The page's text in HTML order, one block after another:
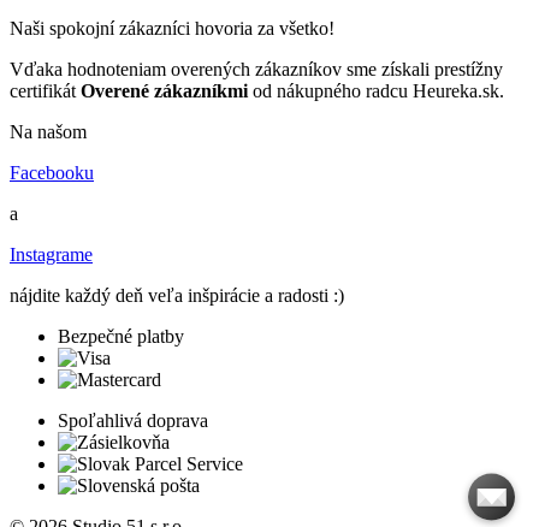
Naši spokojní zákazníci hovoria za všetko!
Vďaka hodnoteniam overených zákazníkov sme získali prestížny
certifikát Overené zákazníkmi od nákupného radcu Heureka.sk.
Na našom
Facebooku
a
Instagrame
nájdite každý deň veľa inšpirácie a radosti :)
Bezpečné platby
Spoľahlivá doprava